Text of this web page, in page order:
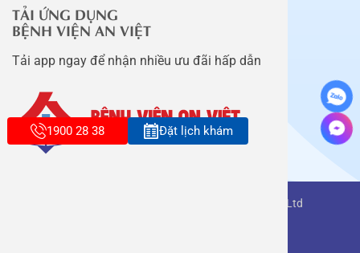
TẢI ỨNG DỤNG
BỆNH VIỆN AN VIỆT
Tải app ngay để nhận nhiều ưu đãi hấp dẫn
Copyright belongs to An Viet Thang Long Co., Ltd
1900 28 38 Đặt lịch khám